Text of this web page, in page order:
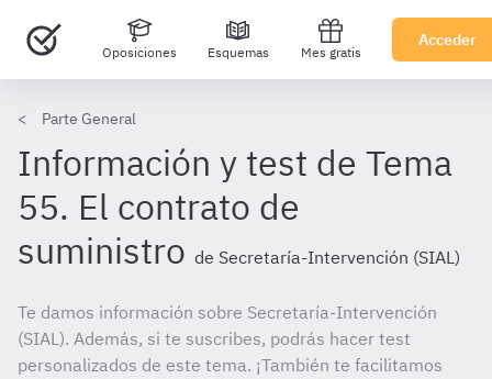
Oposiciones Esquemas Mes gratis
Acceder
Parte General
Información y test de Tema
55. El contrato de
suministro de Secretaría-Intervención (SIAL)
Te damos información sobre Secretaría-Intervención
(SIAL). Además, si te suscribes, podrás hacer test
personalizados de este tema. ¡También te facilitamos